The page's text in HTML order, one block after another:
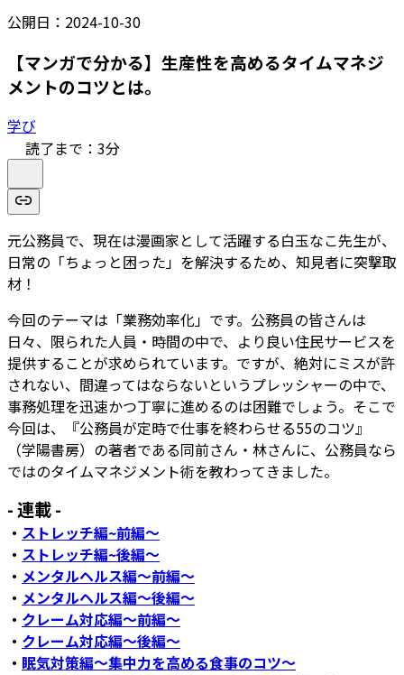
公開日： 2024-10-30
【マンガで分かる】生産性を高めるタイムマネジ
メントのコツとは。
学び
読了まで： 3分
元公務員で、現在は漫画家として活躍する白玉なこ先生が、
日常の「ちょっと困った」を解決するため、知見者に突撃取
材！
今回のテーマは「業務効率化」です。公務員の皆さんは
日々、限られた人員・時間の中で、より良い住民サービスを
提供することが求められています。ですが、絶対にミスが許
されない、間違ってはならないというプレッシャーの中で、
事務処理を迅速かつ丁寧に進めるのは困難でしょう。そこで
今回は、『公務員が定時で仕事を終わらせる55のコツ』
（学陽書房）の著者である同前さん・林さんに、公務員なら
ではのタイムマネジメント術を教わってきました。
- 連載 -
・ ストレッチ編~前編～
・ ストレッチ編~後編～
・ メンタルヘルス編～前編～
・ メンタルヘルス編～後編～
・ クレーム対応編～前編～
・ クレーム対応編～後編～
・ 眠気対策編～集中力を高める食事のコツ～